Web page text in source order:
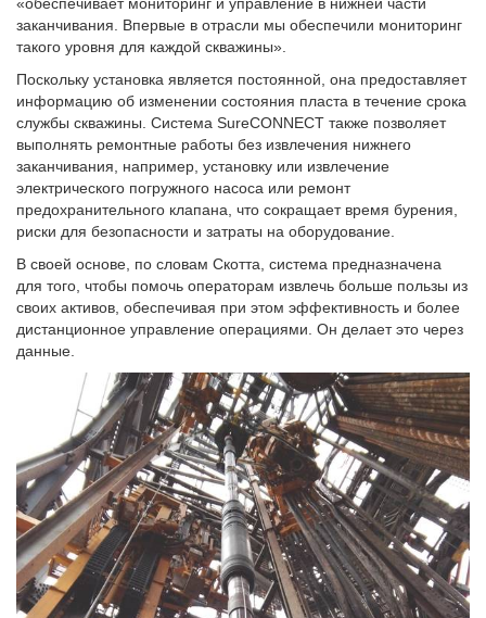
заканчивания. Впервые в отрасли мы обеспечили мониторинг
такого уровня для каждой скважины».
Поскольку установка является постоянной, она предоставляет
информацию об изменении состояния пласта в течение срока
службы скважины. Система SureCONNECT также позволяет
выполнять ремонтные работы без извлечения нижнего
заканчивания, например, установку или извлечение
электрического погружного насоса или ремонт
предохранительного клапана, что сокращает время бурения,
риски для безопасности и затраты на оборудование.
В своей основе, по словам Скотта, система предназначена
для того, чтобы помочь операторам извлечь больше пользы из
своих активов, обеспечивая при этом эффективность и более
дистанционное управление операциями. Он делает это через
данные.